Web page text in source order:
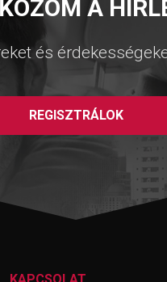
A
és
REGISZTRÁLOK